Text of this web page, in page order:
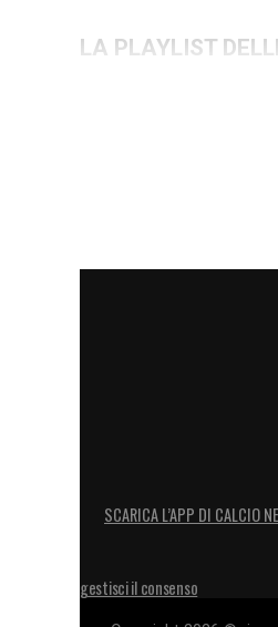
LA PLAYLIST
SCARICA L’APP DI CALCIO
gestisci il consenso